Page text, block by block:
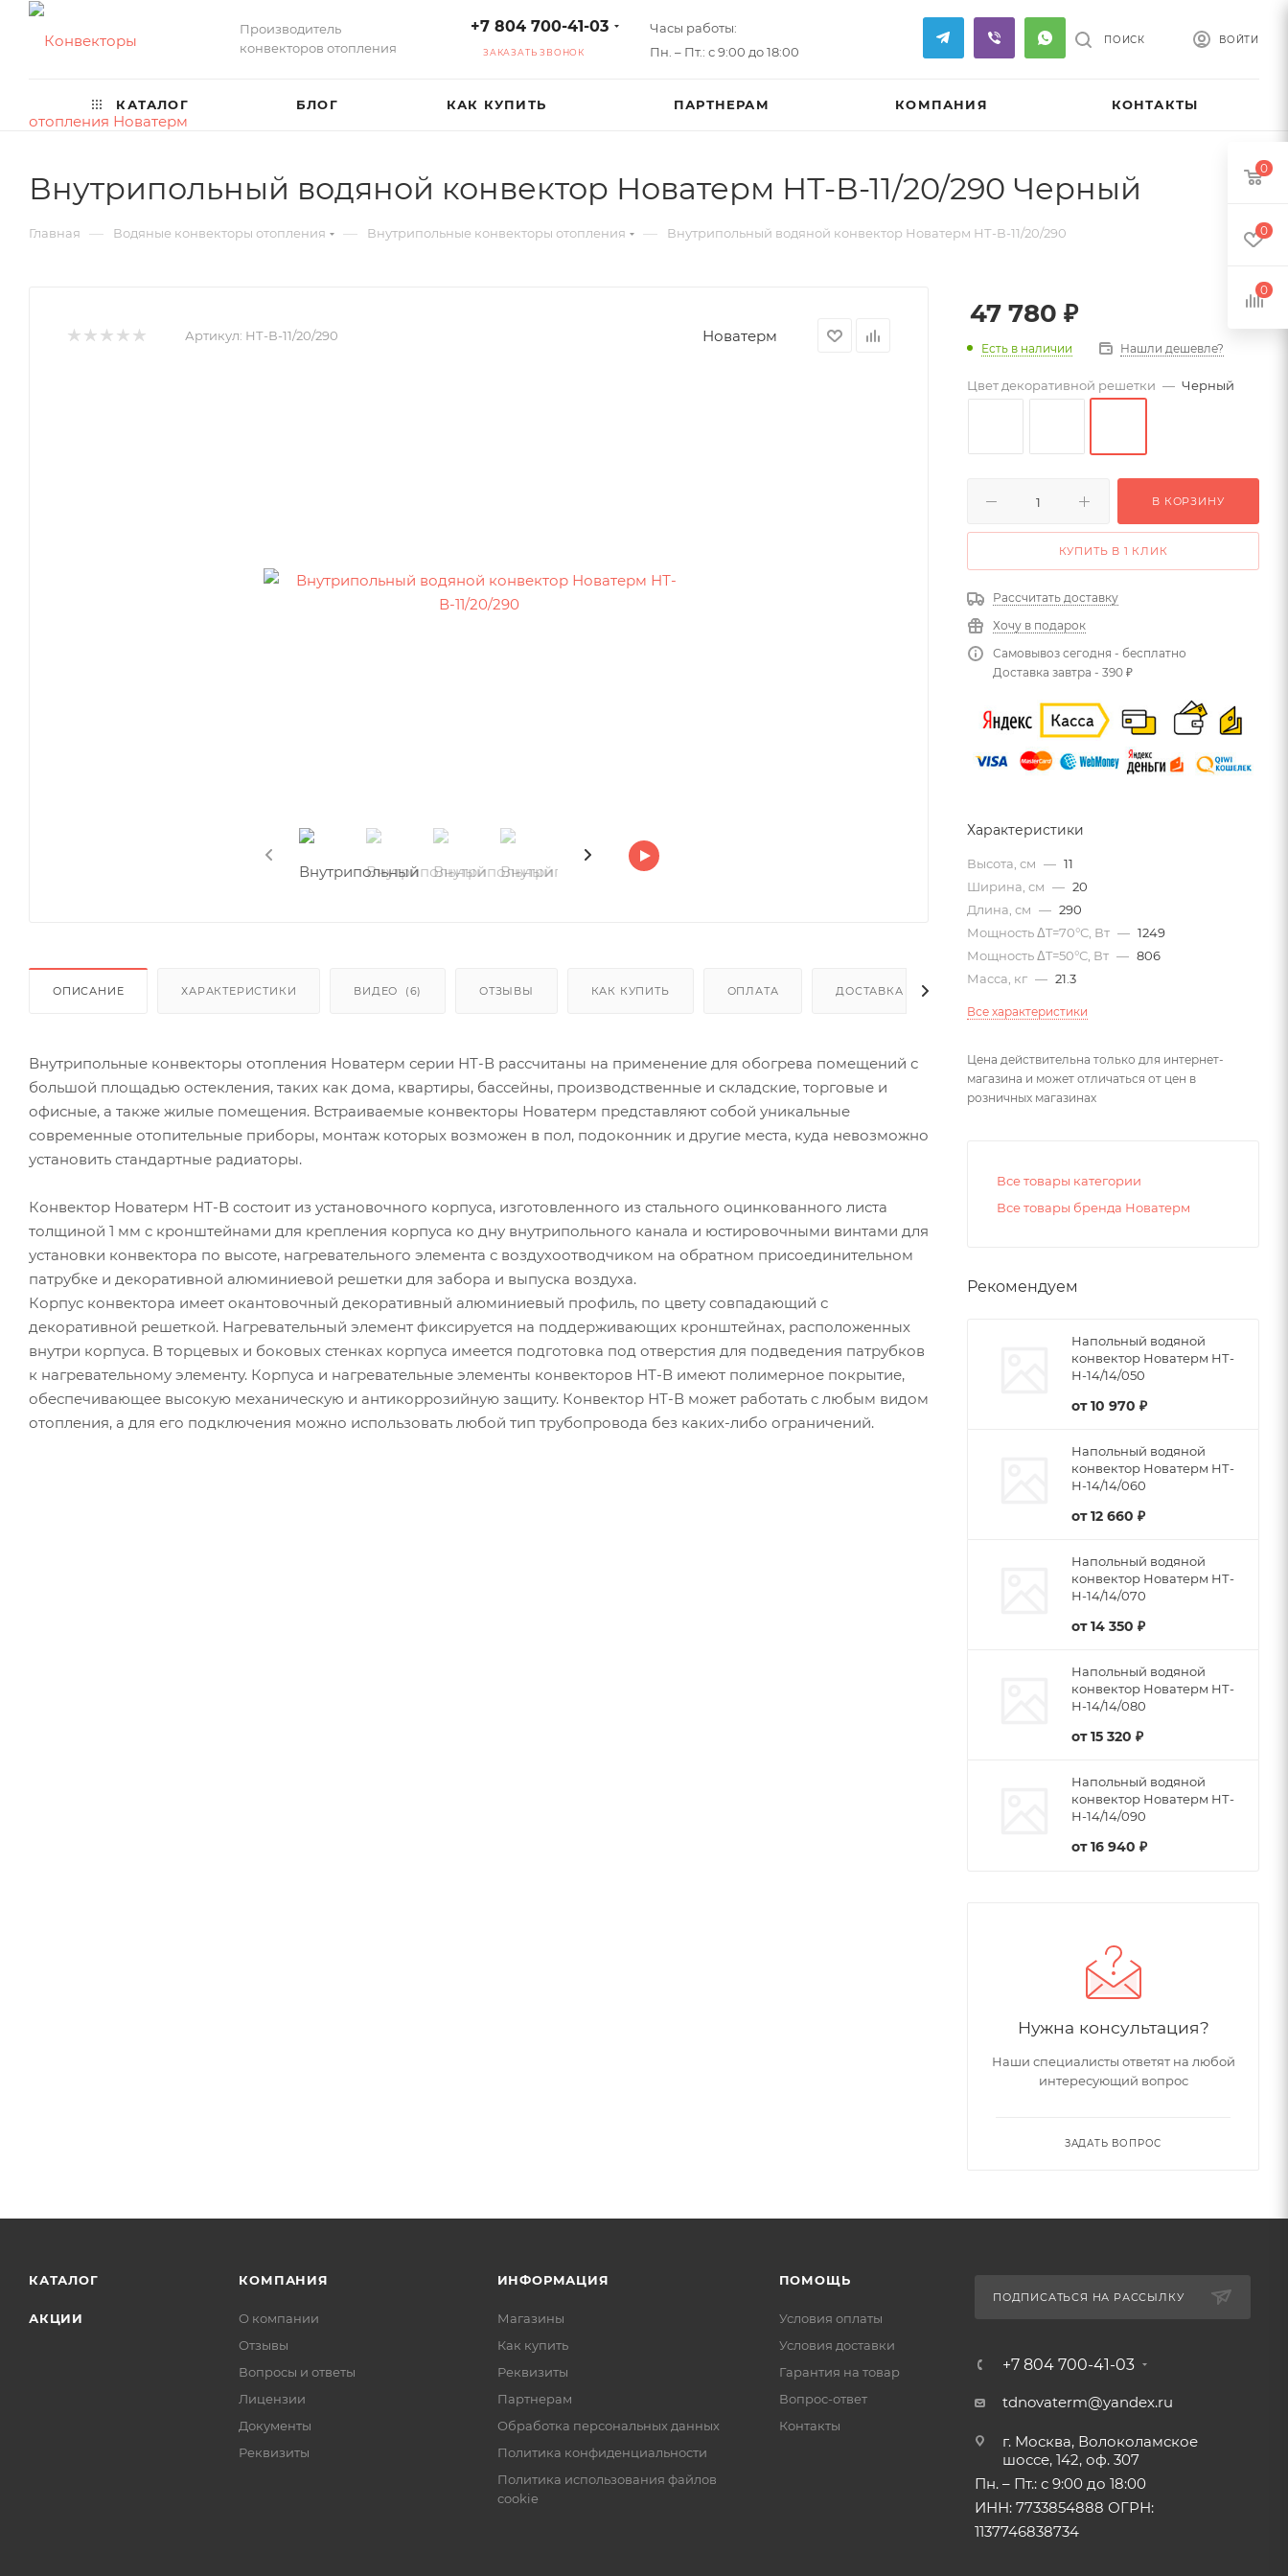
Производитель
конвекторов отопления
+7 804 700-41-03
ЗАКАЗАТЬ ЗВОНОК
Часы работы:
Пн. – Пт.: с 9:00 до 18:00
ВОЙТИ
ПОИСК
КАТАЛОГ БЛОГ КАК КУПИТЬ ПАРТНЕРАМ КОМПАНИЯ КОНТАКТЫ
Внутрипольный водяной конвектор Новатерм НТ-В-11/20/290 Черный
Главная — Водяные конвекторы отопления — Внутрипольные конвекторы отопления — Внутрипольный водяной конвектор Новатерм НТ-В-11/20/290
Артикул: НТ-В-11/20/290 Новатерм
ОПИСАНИЕ ХАРАКТЕРИСТИКИ ВИДЕО (6) ОТЗЫВЫ КАК КУПИТЬ ОПЛАТА ДОСТАВКА
Внутрипольные конвекторы отопления Новатерм серии НТ-В рассчитаны на применение для обогрева помещений с
большой площадью остекления, таких как дома, квартиры, бассейны, производственные и складские, торговые и
офисные, а также жилые помещения. Встраиваемые конвекторы Новатерм представляют собой уникальные
современные отопительные приборы, монтаж которых возможен в пол, подоконник и другие места, куда невозможно
установить стандартные радиаторы.
Конвектор Новатерм НТ-В состоит из установочного корпуса, изготовленного из стального оцинкованного листа
толщиной 1 мм с кронштейнами для крепления корпуса ко дну внутрипольного канала и юстировочными винтами для
установки конвектора по высоте, нагревательного элемента с воздухоотводчиком на обратном присоединительном
патрубке и декоративной алюминиевой решетки для забора и выпуска воздуха.
Корпус конвектора имеет окантовочный декоративный алюминиевый профиль, по цвету совпадающий с
декоративной решеткой. Нагревательный элемент фиксируется на поддерживающих кронштейнах, расположенных
внутри корпуса. В торцевых и боковых стенках корпуса имеется подготовка под отверстия для подведения патрубков
к нагревательному элементу. Корпуса и нагревательные элементы конвекторов НТ-В имеют полимерное покрытие,
обеспечивающее высокую механическую и антикоррозийную защиту. Конвектор НТ-В может работать с любым видом
отопления, а для его подключения можно использовать любой тип трубопровода без каких-либо ограничений.
47 780 ₽
Есть в наличии Нашли дешевле?
Цвет декоративной решетки — Черный
В КОРЗИНУ
КУПИТЬ В 1 КЛИК
Рассчитать доставку
Хочу в подарок
Самовывоз сегодня - бесплатно
Доставка завтра - 390 ₽
Характеристики
Высота, см — 11
Ширина, см — 20
Длина, см — 290
Мощность ΔT=70°С, Вт — 1249
Мощность ΔT=50°С, Вт — 806
Масса, кг — 21.3
Все характеристики
Цена действительна только для интернет-
магазина и может отличаться от цен в
розничных магазинах
Все товары категории
Все товары бренда Новатерм
Рекомендуем
Напольный водяной
конвектор Новатерм НТ-
Н-14/14/050
от10 970 ₽
Напольный водяной
конвектор Новатерм НТ-
Н-14/14/060
от12 660 ₽
Напольный водяной
конвектор Новатерм НТ-
Н-14/14/070
от14 350 ₽
Напольный водяной
конвектор Новатерм НТ-
Н-14/14/080
от15 320 ₽
Напольный водяной
конвектор Новатерм НТ-
Н-14/14/090
от16 940 ₽
Нужна консультация?
Наши специалисты ответят на любой
интересующий вопрос
ЗАДАТЬ ВОПРОС
КАТАЛОГ
АКЦИИ
КОМПАНИЯ
О компании
Отзывы
Вопросы и ответы
Лицензии
Документы
Реквизиты
ИНФОРМАЦИЯ
Магазины
Как купить
Реквизиты
Партнерам
Обработка персональных данных
Политика конфиденциальности
Политика использования файлов
cookie
ПОМОЩЬ
Условия оплаты
Условия доставки
Гарантия на товар
Вопрос-ответ
Контакты
ПОДПИСАТЬСЯ НА РАССЫЛКУ
+7 804 700-41-03
tdnovaterm@yandex.ru
г. Москва, Волоколамское
шоссе, 142, оф. 307
Пн. – Пт.: с 9:00 до 18:00
ИНН: 7733854888 ОГРН:
1137746838734
0
0
0